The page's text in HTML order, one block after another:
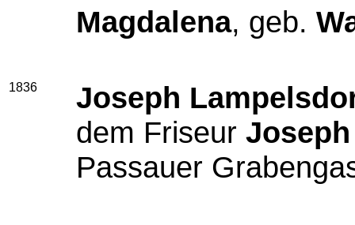
Magdalena, geb.
1836
Joseph
dem Friseur
Passauer